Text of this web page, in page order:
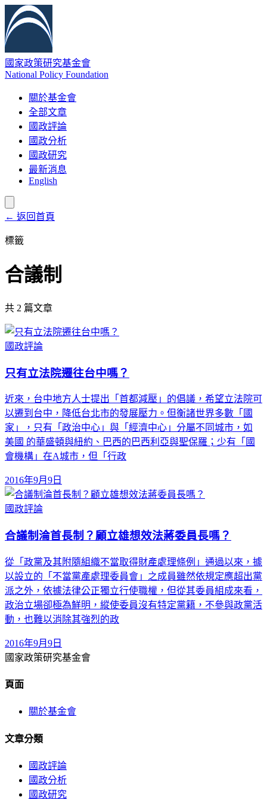
國家政策研究基金會
National Policy Foundation
關於基金會
全部文章
國政評論
國政分析
國政研究
最新消息
English
← 返回首頁
標籤
合議制
共 2 篇文章
國政評論
只有立法院遷往台中嗎？
近來，台中地方人士提出「首都減壓」的倡議，希望立法院可
以遷到台中，降低台北市的發展壓力。但衡諸世界多數「國
家」，只有「政治中心」與「經濟中心」分屬不同城市，如
美國 的華盛頓與紐約、巴西的巴西利亞與聖保羅；少有「國
會機構」在A城市，但「行政
2016年9月9日
國政評論
合議制淪首長制？顧立雄想效法蔣委員長嗎？
從「政黨及其附隨組織不當取得財產處理條例」通過以來，據
以設立的「不當黨產處理委員會」之成員雖然依規定應超出黨
派之外，依據法律公正獨立行使職權，但從其委員組成來看，
政治立場卻極為鮮明，縱使委員沒有特定黨籍，不參與政黨活
動，也難以消除其強烈的政
2016年9月9日
國家政策研究基金會
頁面
關於基金會
文章分類
國政評論
國政分析
國政研究